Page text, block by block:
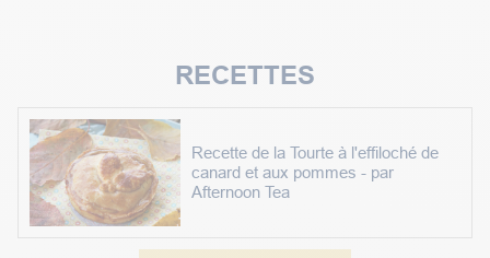
RECETTES
Recette de la Tourte à l'effiloché de
canard et aux pommes - par
Afternoon Tea